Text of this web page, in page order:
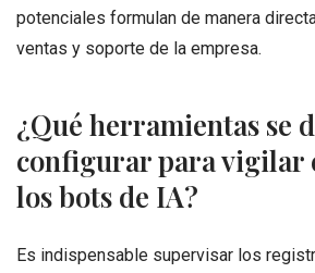
potenciales formulan de manera
ventas y soporte de la empresa.
¿Qué herramientas se
configurar para vigilar
los bots de IA?
Es indispensable supervisar los